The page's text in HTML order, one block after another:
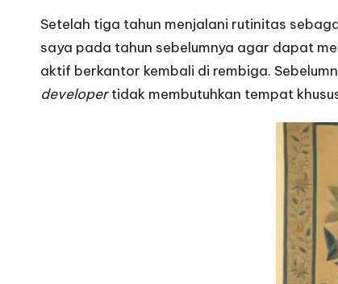
Setelah tiga tahun menjalani rutinitas
saya pada tahun sebelumnya agar dapat
aktif berkantor kembali di rembiga.
developertidak membutuhkan tempat